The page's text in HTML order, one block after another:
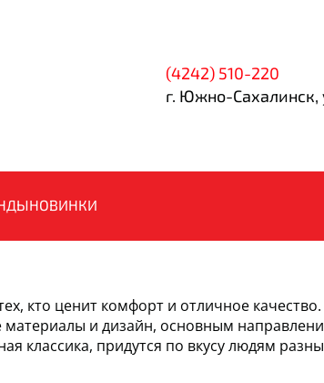
(4242) 510-220
г. Южно-Сахалинск,
НОВИНКИ
кто ценит комфорт и отличное качество.
и дизайн, основным
классика, придутся по вкусу людям